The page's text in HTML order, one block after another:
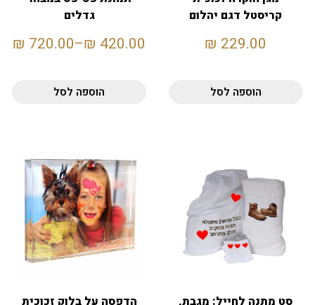
קריסטל דגם יהלום
229.00
₪
הוספה לסל
גדלים
420.00
₪
–
720.00
₪
הוספה לסל
סט מתנה לחייל: מגבת,
הדפסה על בלוק זכוכית